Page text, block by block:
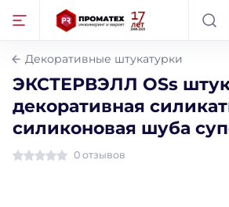
Декоративные штукатурки
ЭКСТЕРВЭЛЛ ОSs
декоративная
силиконовая шуба
0 отзывов